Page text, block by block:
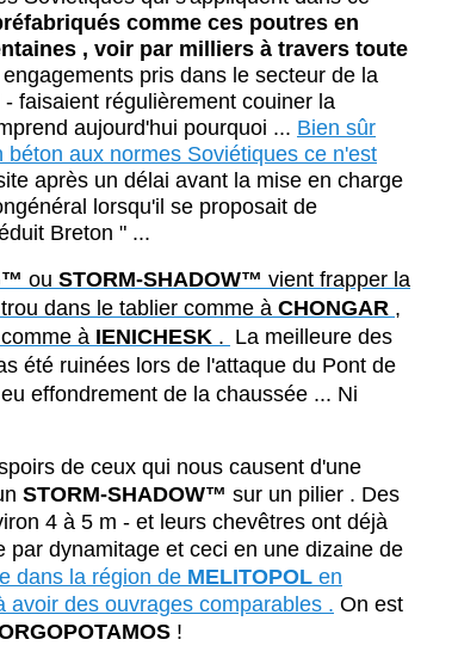
comme ces poutres en
, voir par milliers à travers toute
pris dans le secteur de la
faisaient régulièrement couiner la
aujourd'hui pourquoi ... Bien sûr
aux normes Soviétiques ce n'est
après un délai avant la mise en charge
lorsqu'il se proposait de
Breton " ...
ou STORM-SHADOW™ vient frapper la
dans le tablier comme à CHONGAR ,
à IENICHESK . La meilleure des
été ruinées lors de l'attaque du Pont de
effondrement de la chaussée ... Ni
de ceux qui nous causent d'une
STORM-SHADOW™ sur un pilier . Des
4 à 5 m - et leurs chevêtres ont déjà
par dynamitage et ceci en une dizaine de
dans la région de MELITOPOL en
avoir des ouvrages comparables . On est
!